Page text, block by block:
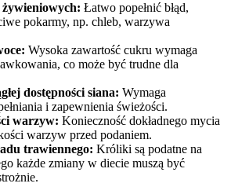
żywieniowych: Łatwo popełnić błąd,
pokarmy, np. chleb, warzywa
Wysoka zawartość cukru wymaga
co może być trudne dla
dostępności siana: Wymaga
i zapewnienia świeżości.
warzyw: Konieczność dokładnego mycia
warzyw przed podaniem.
trawiennego: Króliki są podatne na
każde zmiany w diecie muszą być